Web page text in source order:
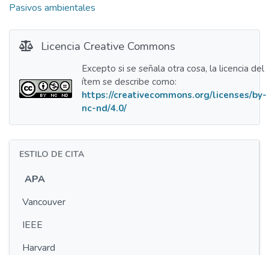
Pasivos ambientales
Licencia Creative Commons
Excepto si se señala otra cosa, la licencia del
ítem se describe como:
https://creativecommons.org/licenses/by-
nc-nd/4.0/
ESTILO DE CITA
APA
Vancouver
IEEE
Harvard